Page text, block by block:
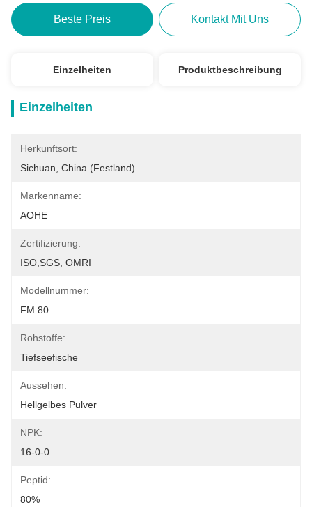
Beste Preis Kontakt Mit Uns
Einzelheiten Produktbeschreibung
Einzelheiten
Herkunftsort:
Sichuan, China (Festland)
Markenname:
AOHE
Zertifizierung:
ISO,SGS, OMRI
Modellnummer:
FM 80
Rohstoffe:
Tiefseefische
Aussehen:
Hellgelbes Pulver
NPK:
16-0-0
Peptid:
80%